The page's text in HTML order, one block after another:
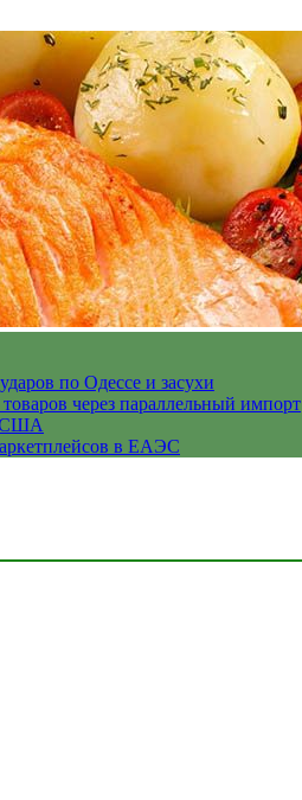
по Одессе и засухи
через параллельный импорт
США
в ЕАЭС